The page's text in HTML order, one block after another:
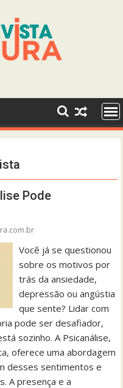
Pode
Você já se questionou
sobre os motivos por
trás da ansiedade,
depressão ou angústia
que sente? Lidar com
pode ser desafiador,
sozinho. A Psicanálise,
oferece uma abordagem
desses sentimentos e
A presença e a